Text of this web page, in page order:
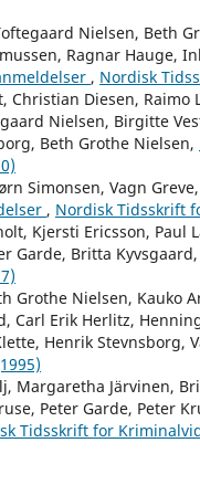
Nielsen, Beth
Ragnar Hauge,
, Nordisk
Christian Diesen,
Nielsen, Birgitte
Beth Grothe Nielsen,
Simonsen, Vagn
, Nordisk Tidsskrift
Kjersti Ericsson, Paul
Garde, Britta Kyvsgaard,
Grothe Nielsen, Kauko
Erik Herlitz,
Henrik Stevnsborg,
Margaretha Järvinen,
Peter Garde, Peter
Tidsskrift for